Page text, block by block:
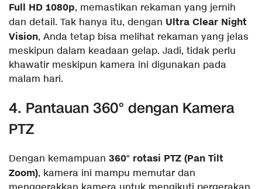
Full HD 1080p, memastikan rekaman yang jernih
dan detail. Tak hanya itu, dengan Ultra Clear Night
Vision, Anda tetap bisa melihat rekaman yang jelas
meskipun dalam keadaan gelap. Jadi, tidak perlu
khawatir meskipun kamera ini digunakan pada
malam hari.
4. Pantauan 360° dengan Kamera
PTZ
Dengan kemampuan 360° rotasi PTZ (Pan Tilt
Zoom), kamera ini mampu memutar dan